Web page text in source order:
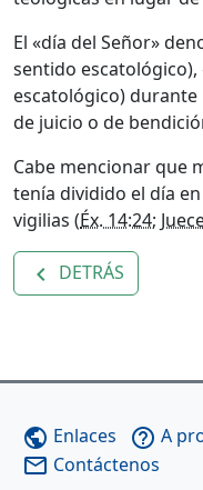
El «día del Señor»
sentido
escatológico) durante
de juicio o de
Cabe mencionar que
tenía dividido el día
vigilias (Éx. 14:24;
navigate_before DETRÁS
public Enlaces help_outline A
mail_outline Contáctenos